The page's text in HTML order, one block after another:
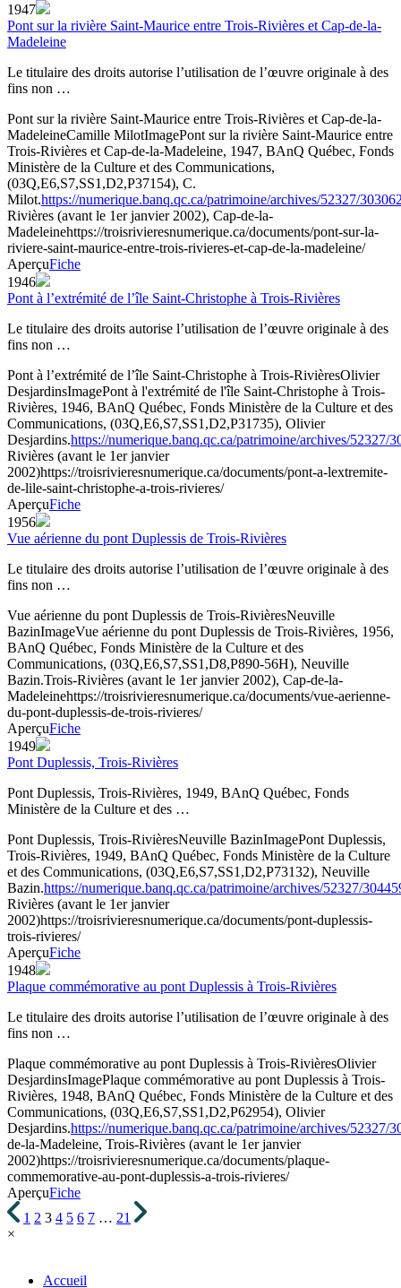
1947
Pont sur la rivière Saint-Maurice entre Trois-Rivières et Cap-de-la-
Madeleine
Le titulaire des droits autorise l’utilisation de l’œuvre originale à des
fins non …
Pont sur la rivière Saint-Maurice entre Trois-Rivières et Cap-de-la-
MadeleineCamille MilotImagePont sur la rivière Saint-Maurice entre
Trois-Rivières et Cap-de-la-Madeleine, 1947, BAnQ Québec, Fonds
Ministère de la Culture et des Communications,
(03Q,E6,S7,SS1,D2,P37154), C.
Milot.https://numerique.banq.qc.ca/patrimoine/archives/52327/
Rivières (avant le 1er janvier 2002), Cap-de-la-
Madeleinehttps://troisrivieresnumerique.ca/documents/pont-sur-la-
riviere-saint-maurice-entre-trois-rivieres-et-cap-de-la-madeleine/
AperçuFiche
1946
Pont à l’extrémité de l’île Saint-Christophe à Trois-Rivières
Le titulaire des droits autorise l’utilisation de l’œuvre originale à des
fins non …
Pont à l’extrémité de l’île Saint-Christophe à Trois-RivièresOlivier
DesjardinsImagePont à l'extrémité de l'île Saint-Christophe à Trois-
Rivières, 1946, BAnQ Québec, Fonds Ministère de la Culture et des
Communications, (03Q,E6,S7,SS1,D2,P31735), Olivier
Desjardins.https://numerique.banq.qc.ca/patrimoine/archives/52327/
Rivières (avant le 1er janvier
2002)https://troisrivieresnumerique.ca/documents/pont-a-lextremite-
de-lile-saint-christophe-a-trois-rivieres/
AperçuFiche
1956
Vue aérienne du pont Duplessis de Trois-Rivières
Le titulaire des droits autorise l’utilisation de l’œuvre originale à des
fins non …
Vue aérienne du pont Duplessis de Trois-RivièresNeuville
BazinImageVue aérienne du pont Duplessis de Trois-Rivières, 1956,
BAnQ Québec, Fonds Ministère de la Culture et des
Communications, (03Q,E6,S7,SS1,D8,P890-56H), Neuville
Bazin.Trois-Rivières (avant le 1er janvier 2002), Cap-de-la-
Madeleinehttps://troisrivieresnumerique.ca/documents/vue-aerienne-
du-pont-duplessis-de-trois-rivieres/
AperçuFiche
1949
Pont Duplessis, Trois-Rivières
Pont Duplessis, Trois-Rivières, 1949, BAnQ Québec, Fonds
Ministère de la Culture et des …
Pont Duplessis, Trois-RivièresNeuville BazinImagePont Duplessis,
Trois-Rivières, 1949, BAnQ Québec, Fonds Ministère de la Culture
et des Communications, (03Q,E6,S7,SS1,D2,P73132), Neuville
Bazin.https://numerique.banq.qc.ca/patrimoine/archives/52327/
Rivières (avant le 1er janvier
2002)https://troisrivieresnumerique.ca/documents/pont-duplessis-
trois-rivieres/
AperçuFiche
1948
Plaque commémorative au pont Duplessis à Trois-Rivières
Le titulaire des droits autorise l’utilisation de l’œuvre originale à des
fins non …
Plaque commémorative au pont Duplessis à Trois-RivièresOlivier
DesjardinsImagePlaque commémorative au pont Duplessis à Trois-
Rivières, 1948, BAnQ Québec, Fonds Ministère de la Culture et des
Communications, (03Q,E6,S7,SS1,D2,P62954), Olivier
Desjardins.https://numerique.banq.qc.ca/patrimoine/archives/52327/
de-la-Madeleine, Trois-Rivières (avant le 1er janvier
2002)https://troisrivieresnumerique.ca/documents/plaque-
commemorative-au-pont-duplessis-a-trois-rivieres/
AperçuFiche
1 2 3 4 5 6 7 … 21
×
Accueil